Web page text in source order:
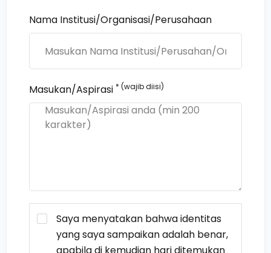
Nama Institusi/Organisasi/Perusahaan
Masukan/Aspirasi * (wajib diisi)
Saya menyatakan bahwa identitas
yang saya sampaikan adalah benar,